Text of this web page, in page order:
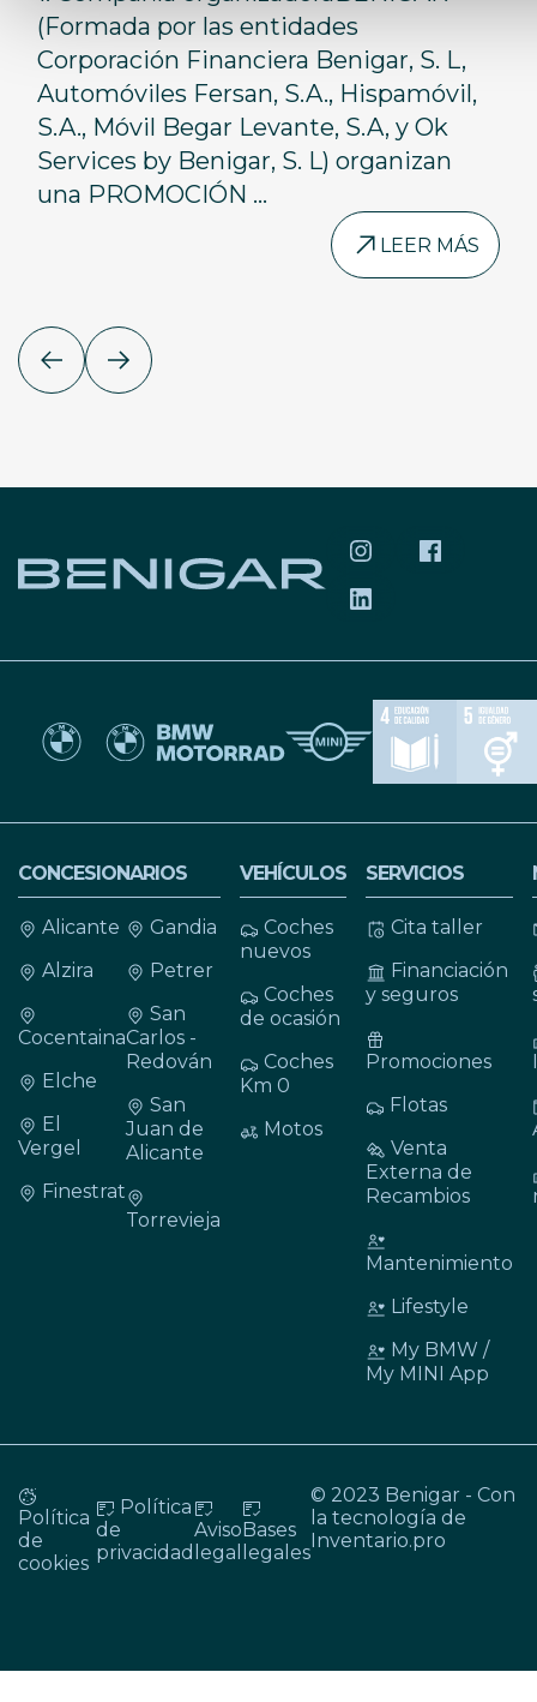
MFB - cesión de un fin de
semana con un MINI”
(Formada por las entidades
Corporación Financiera Benigar, S. L,
Automóviles Fersan, S.A., Hispamóvil,
S.A., Móvil Begar Levante, S.A, y Ok
Services by Benigar, S. L) organizan
una PROMOCIÓN ...
LEER MÁS
SÍGUENOS EN
SÍGUENOS
SÍGUENOS EN
CONCESIONARIOS
Alicante
Alzira
Cocentaina
Elche
El
Vergel
Finestrat
Gandia
Petrer
San
Carlos -
Redován
San
Juan de
Alicante
Torrevieja
VEHÍCULOS
Coches
nuevos
Coches
de ocasión
Coches
Km 0
Motos
SERVICIOS
Cita taller
Financiación
y seguros
Promociones
Flotas
Venta
Externa de
Recambios
Mantenimiento
Lifestyle
My BMW /
My MINI App
Política
de
cookies
Política
de
privacidad
Aviso
legal
Bases
legales
© 2023 Benigar - Con
la tecnología de
Inventario.pro